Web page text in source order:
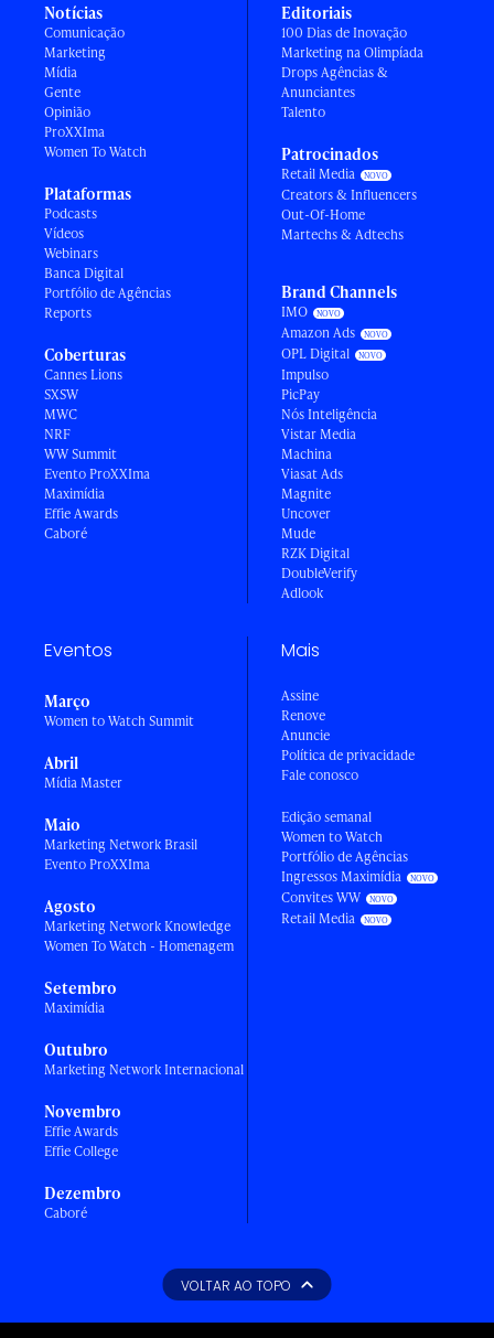
Notícias
Comunicação
Marketing
Mídia
Gente
Opinião
ProXXIma
Women To Watch
Plataformas
Podcasts
Vídeos
Webinars
Banca Digital
Portfólio de Agências
Reports
Coberturas
Cannes Lions
SXSW
MWC
NRF
WW Summit
Evento ProXXIma
Maximídia
Effie Awards
Caboré
Editoriais
100 Dias de Inovação
Marketing na Olimpíada
Drops Agências &
Anunciantes
Talento
Patrocinados
Retail Media
Creators & Influencers
Out-Of-Home
Martechs & Adtechs
Brand Channels
IMO
Amazon Ads
OPL Digital
Impulso
PicPay
Nós Inteligência
Vistar Media
Machina
Viasat Ads
Magnite
Uncover
Mude
RZK Digital
DoubleVerify
Adlook
Eventos
Março
Women to Watch Summit
Abril
Mídia Master
Maio
Marketing Network Brasil
Evento ProXXIma
Agosto
Marketing Network Knowledge
Women To Watch - Homenagem
Setembro
Maximídia
Outubro
Marketing Network Internacional
Novembro
Effie Awards
Effie College
Dezembro
Caboré
Mais
Assine
Renove
Anuncie
Política de privacidade
Fale conosco
Edição semanal
Women to Watch
Portfólio de Agências
Ingressos Maximídia
Convites WW
Retail Media
VOLTAR AO TOPO